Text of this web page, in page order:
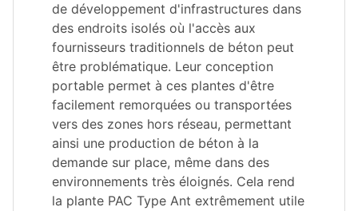
de développement d'infrastructures dans
des endroits isolés où l'accès aux
fournisseurs traditionnels de béton peut
être problématique. Leur conception
portable permet à ces plantes d'être
facilement remorquées ou transportées
vers des zones hors réseau, permettant
ainsi une production de béton à la
demande sur place, même dans des
environnements très éloignés. Cela rend
la plante PAC Type Ant extrêmement utile